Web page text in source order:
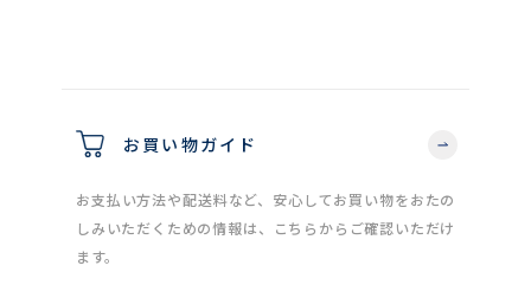
お買い物ガイド
お支払い方法や配送料など、安心してお買い物をおたの
しみいただくための情報は、こちらからご確認いただけ
ます。